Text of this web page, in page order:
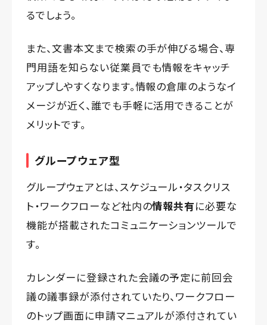
るでしょう。
また、文書本文まで検索の手が伸びる場合、専
門用語を知らない従業員でも情報をキャッチ
アップしやすくなります。情報の倉庫のようなイ
メージが近く、誰でも手軽に活用できることが
メリットです。
グループウェア型
グループウェアとは、スケジュール・タスクリス
ト・ワークフローなど社内の情報共有に必要な
機能が搭載されたコミュニケーションツールで
す。
カレンダーに登録された会議の予定に前回会
議の議事録が添付されていたり、ワークフロー
のトップ画面に申請マニュアルが添付されてい